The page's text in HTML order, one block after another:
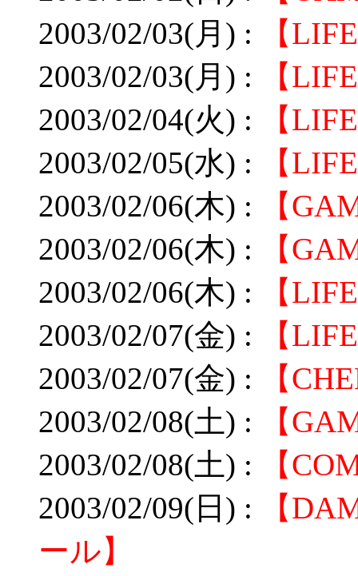
2003/02/03(月) :
【
2003/02/03(月) :
【
2003/02/04(火) :
【
2003/02/05(水) :
【
2003/02/06(木) :
【
2003/02/06(木) :
【
2003/02/06(木) :
【
2003/02/07(金) :
【
2003/02/07(金) :
【
2003/02/08(土) :
【
2003/02/08(土) :
【
2003/02/09(日) :
【
ール】